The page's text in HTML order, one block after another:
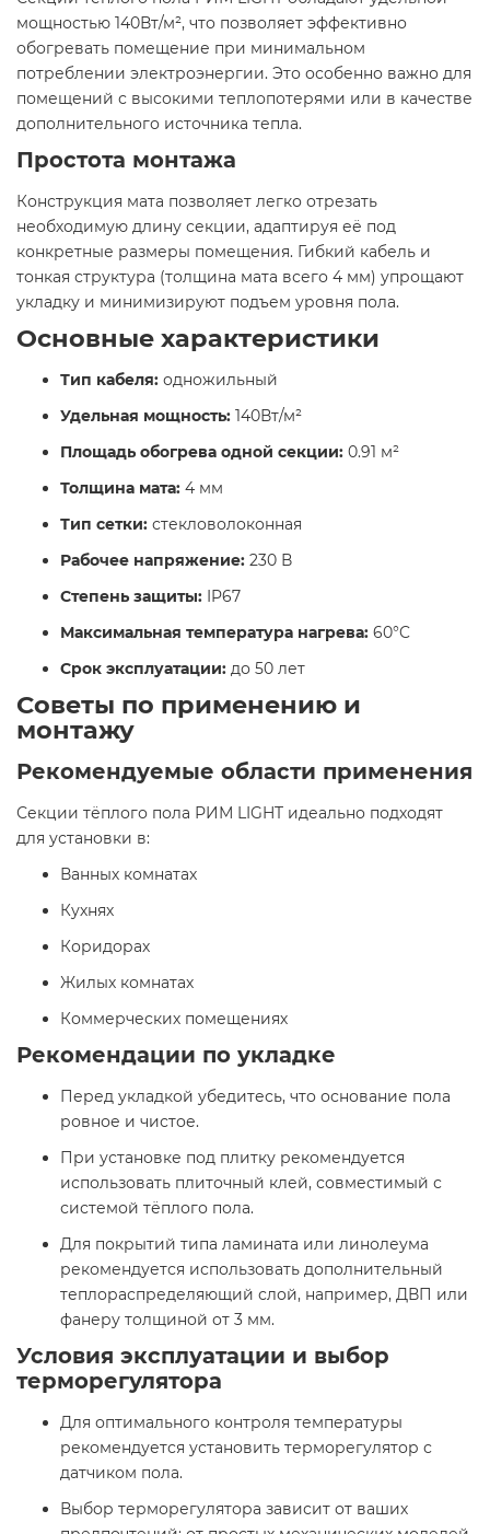
мощностью 140Вт/м², что позволяет эффективно
обогревать помещение при минимальном
потреблении электроэнергии. Это особенно важно для
помещений с высокими теплопотерями или в качестве
дополнительного источника тепла.
Простота монтажа
Конструкция мата позволяет легко отрезать
необходимую длину секции, адаптируя её под
конкретные размеры помещения. Гибкий кабель и
тонкая структура (толщина мата всего 4 мм) упрощают
укладку и минимизируют подъем уровня пола.
Основные характеристики
Тип кабеля: одножильный
Удельная мощность: 140Вт/м²
Площадь обогрева одной секции: 0.91 м²
Толщина мата: 4 мм
Тип сетки: стекловолоконная
Рабочее напряжение: 230 В
Степень защиты: IP67
Максимальная температура нагрева: 60°C
Срок эксплуатации: до 50 лет
Советы по применению и
монтажу
Рекомендуемые области применения
Секции тёплого пола РИМ LIGHT идеально подходят
для установки в:
Ванных комнатах
Кухнях
Коридорах
Жилых комнатах
Коммерческих помещениях
Рекомендации по укладке
Перед укладкой убедитесь, что основание пола
ровное и чистое.
При установке под плитку рекомендуется
использовать плиточный клей, совместимый с
системой тёплого пола.
Для покрытий типа ламината или линолеума
рекомендуется использовать дополнительный
теплораспределяющий слой, например, ДВП или
фанеру толщиной от 3 мм.
Условия эксплуатации и выбор
терморегулятора
Для оптимального контроля температуры
рекомендуется установить терморегулятор с
датчиком пола.
Выбор терморегулятора зависит от ваших